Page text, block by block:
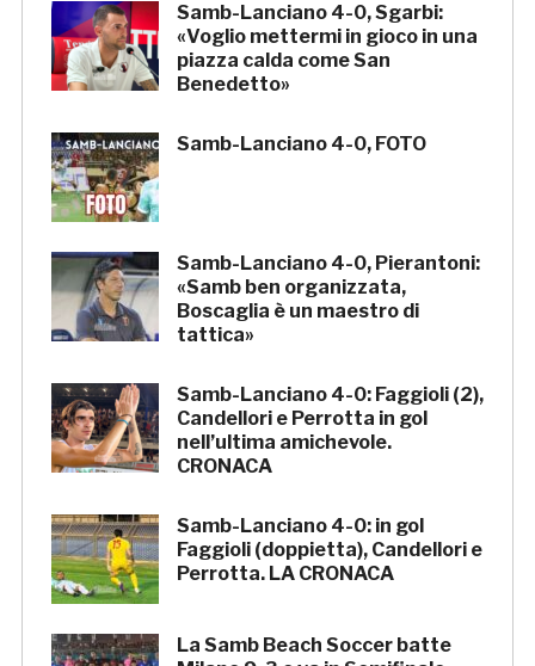
Samb-Lanciano 4-0, Sgarbi:
«Voglio mettermi in gioco in una
piazza calda come San
Benedetto»
Samb-Lanciano 4-0, FOTO
Samb-Lanciano 4-0, Pierantoni:
«Samb ben organizzata,
Boscaglia è un maestro di
tattica»
Samb-Lanciano 4-0: Faggioli (2),
Candellori e Perrotta in gol
nell’ultima amichevole.
CRONACA
Samb-Lanciano 4-0: in gol
Faggioli (doppietta), Candellori e
Perrotta. LA CRONACA
La Samb Beach Soccer batte